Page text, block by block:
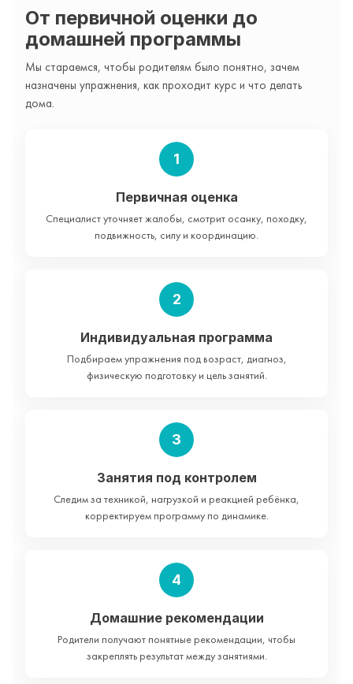
От первичной оценки до
домашней программы
Мы стараемся, чтобы родителям было понятно, зачем
назначены упражнения, как проходит курс и что делать
дома.
1
Первичная оценка
Специалист уточняет жалобы, смотрит осанку, походку,
подвижность, силу и координацию.
2
Индивидуальная программа
Подбираем упражнения под возраст, диагноз,
физическую подготовку и цель занятий.
3
Занятия под контролем
Следим за техникой, нагрузкой и реакцией ребёнка,
корректируем программу по динамике.
4
Домашние рекомендации
Родители получают понятные рекомендации, чтобы
закреплять результат между занятиями.